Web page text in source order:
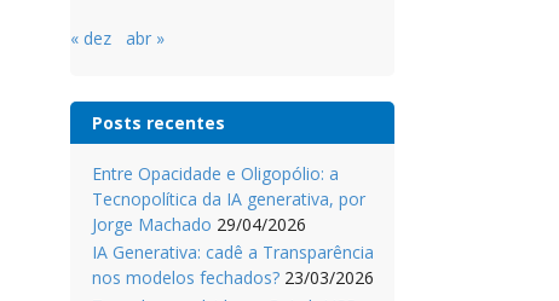
« dez abr »
Posts recentes
Entre Opacidade e Oligopólio: a
Tecnopolítica da IA generativa, por
Jorge Machado 29/04/2026
IA Generativa: cadê a Transparência
nos modelos fechados? 23/03/2026